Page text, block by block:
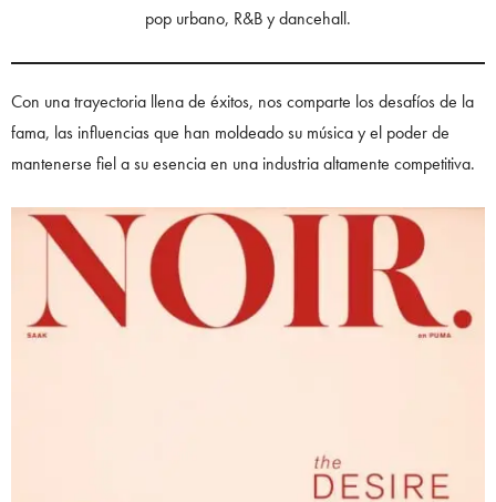
pop urbano, R&B y dancehall.
Con una trayectoria llena de éxitos, nos comparte los desafíos de la
fama, las influencias que han moldeado su música y el poder de
mantenerse fiel a su esencia en una industria altamente competitiva.